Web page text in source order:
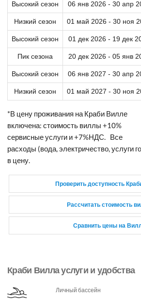
Высокий сезон 06 янв 2026 - 30 апр
Низкий сезон 01 май 2026 - 30 ноя
Высокий сезон 01 дек 2026 - 19 дек
Пик сезона 20 дек 2026 - 05 янв
Высокий сезон 06 янв 2027 - 30 апр
Низкий сезон 01 май 2027 - 30 ноя
*В цену проживания на Краби Вилле
включена: стоимость виллы +10%
сервисные услуги и +7%НДС. Все
расходы (вода, электричество, услуги
в цену.
Проверить доступность
Рассчитать стоимость
Сравнить цены на
Краби Вилла услуги и удобства
Личный бассейн